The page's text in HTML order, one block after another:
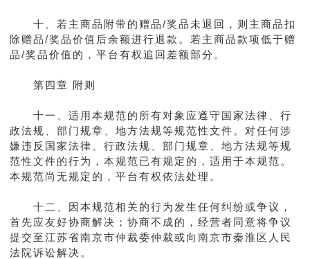
十、若主商品附带的赠品/奖品未退回，则主商品扣
除赠品/奖品价值后余额进行退款。若主商品款项低于赠
品/奖品价值的，平台有权追回差额部分。
第四章 附则
十一、适用本规范的所有对象应遵守国家法律、行
政法规、部门规章、地方法规等规范性文件。对任何涉
嫌违反国家法律、行政法规、部门规章、地方法规等规
范性文件的行为，本规范已有规定的，适用于本规范。
本规范尚无规定的，平台有权依法处理。
十二、因本规范相关的行为发生任何纠纷或争议，
首先应友好协商解决；协商不成的，经营者同意将争议
提交至江苏省南京市仲裁委仲裁或向南京市秦淮区人民
法院诉讼解决。